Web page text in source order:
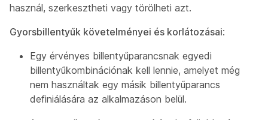
használ, szerkesztheti vagy törölheti azt.
Gyorsbillentyűk követelményei és korlátozásai:
Egy érvényes billentyűparancsnak egyedi
billentyűkombinációnak kell lennie, amelyet még
nem használtak egy másik billentyűparancs
definiálására az alkalmazáson belül.